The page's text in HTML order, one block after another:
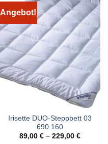
Angebot!
Irisette DUO-Steppbett 03
690 160
89,00 €– 229,00 €